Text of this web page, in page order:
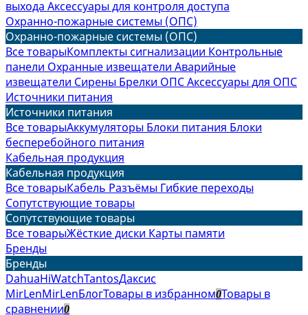
выхода Аксессуары для контроля доступа
Охранно-пожарные системы (ОПС)
Охранно-пожарные системы (ОПС)
Все товарыКомплекты сигнализации Контрольные
панели Охранные извещатели Аварийные
извещатели Сирены Брелки ОПСАксессуары для ОПС
Источники питания
Источники питания
Все товарыАккумуляторы Блоки питания Блоки
бесперебойного питания
Кабельная продукция
Кабельная продукция
Все товарыКабель Разъёмы Гибкие переходы
Сопутствующие товары
Сопутствующие товары
Все товарыЖёсткие диски Карты памяти
Бренды
Бренды
DahuaHiWatchTantosДаксис
MirLenMirLenБлогТовары в избранном0Товары в
сравнении0